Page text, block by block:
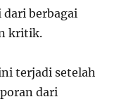
berbagai
kritik.
terjadi setelah
dari